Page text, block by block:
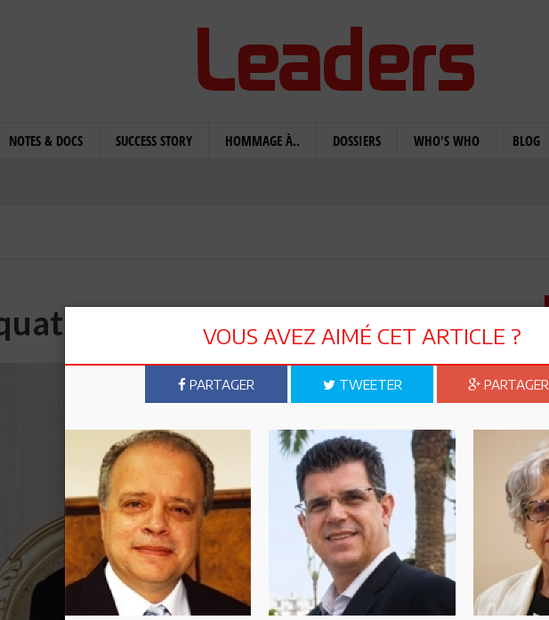
NOTES & DOCS SUCCESS STORY HOMMAGE À.. DOSSIERS WHO'S WHO BLOG
grands défis selon BCE
VOUS AVEZ AIMÉ CET ARTICLE ?
PARTAGER TWEETER PARTAGER